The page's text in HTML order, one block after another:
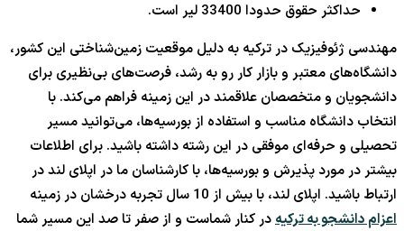
حداکثر حقوق حدودا 33400 لیر است.
مهندسی ژئوفیزیک در ترکیه به دلیل موقعیت زمین‌شناختی این کشور،
دانشگاه‌های معتبر و بازار کار رو به رشد، فرصت‌های بی‌نظیری برای
دانشجویان و متخصصان علاقمند در این زمینه فراهم می‌کند. با
انتخاب دانشگاه مناسب و استفاده از بورسیه‌ها، می‌توانید مسیر
تحصیلی و حرفه‌ای موفقی در این رشته داشته باشید. برای اطلاعات
بیشتر در مورد پذیرش و بورسیه‌ها، با کارشناسان ما در اپلای لند در
ارتباط باشید. اپلای لند، با بیش از 10 سال تجربه درخشان در زمینه
اعزام دانشجو به ترکیهدر کنار شماست و از صفر تا صد این مسیر شما